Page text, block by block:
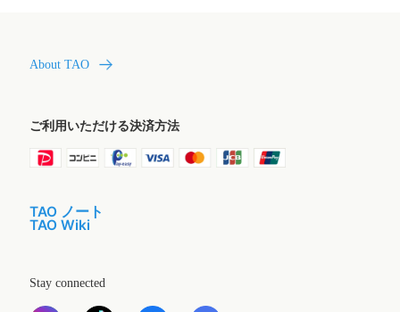
About TAO
ご利用いただける決済方法
TAO ノート
TAO Wiki
Stay connected